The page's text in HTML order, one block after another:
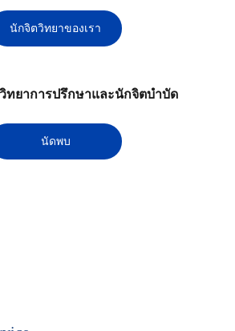
นักจิตวิทยาของเรา
ทยาการปรึกษาและนักจิตบำบัด
นัดพบ